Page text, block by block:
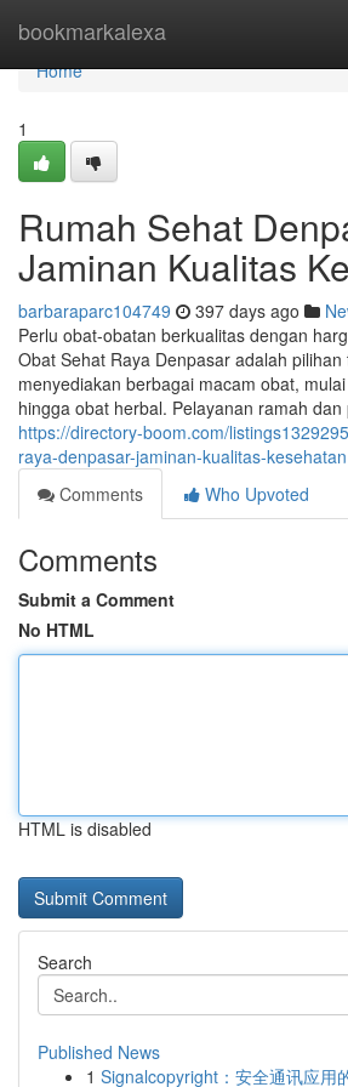
bookmarkalexa
Home
Home
1
Rumah Sehat
Jaminan Kualitas
barbaraparc104749 397 days ago
Perlu obat-obatan berkualitas dengan
Obat Sehat Raya Denpasar adalah pilihan
menyediakan berbagai macam obat,
hingga obat herbal. Pelayanan ramah dan
https://directory-boom.com/
raya-denpasar-jaminan-kualitas-kesehatan
Comments
Who Upvoted
Comments
Submit a Comment
No HTML
HTML is disabled
Search
Published News
1 Signalcopyright：安全通讯应用